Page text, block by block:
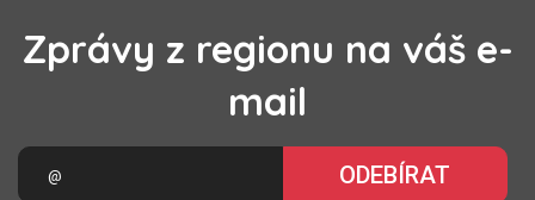
Zprávy z regionu na váš e-
mail
ODEBÍRAT